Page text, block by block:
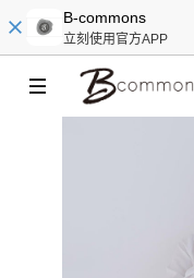
B-commons
立刻使用官方APP